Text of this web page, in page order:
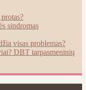
sindromas
visas problemas?
DBT tarpasmeninių